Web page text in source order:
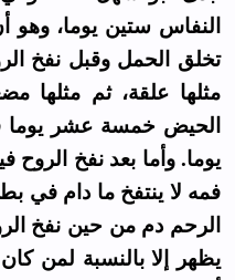
اﻟﻨﻔﺎﺱ ﺳﺘﻴﻦ ﻳﻮﻣﺎ، ﻭﻫﻮ
ﺗﺨﻠﻖ اﻟﺤﻤﻞ ﻭﻗﺒﻞ ﻧﻔﺦ
ﻣﺜﻠﻬﺎ ﻋﻠﻘﺔ، ﺛﻢ ﻣﺜﻠﻬﺎ
اﻟﺤﻴﺾ ﺧﻤﺴﺔ ﻋﺸﺮ
ﻳﻮﻣﺎ. ﻭﺃﻣﺎ ﺑﻌﺪ ﻧﻔﺦ
ﻓﻤﻪ ﻻ ﻳﻨﺘﻔﺦ ﻣﺎ ﺩاﻡ ﻓﻲ
اﻟﺮﺣﻢ ﺩﻡ ﻣﻦ ﺣﻴﻦ ﻧﻔﺦ
ﻳﻈﻬﺮ ﺇﻻ ﺑﺎﻟﻨﺴﺒﺔ ﻟﻤﻦ